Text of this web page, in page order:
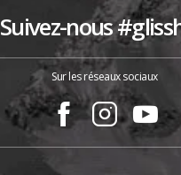
Suivez-nous
Sur les réseaux sociaux